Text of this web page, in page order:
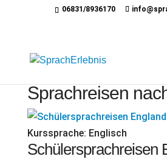
06831/8936170
Sprachreisen
Kurssprache: Englisch
Schülersprachreisen